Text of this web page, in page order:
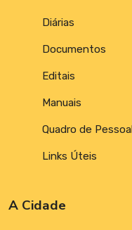
Diárias
Documentos
Editais
Manuais
Quadro de Pessoal
Links Úteis
A Cidade